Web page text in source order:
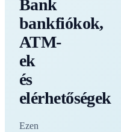
Bank
bankfiókok,
ATM-
ek
és
elérhetőségek
Ezen